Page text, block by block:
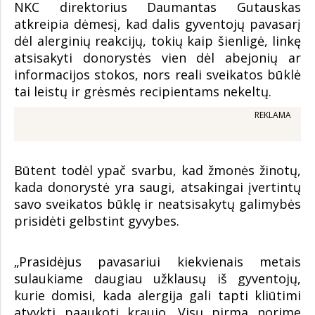
NKC direktorius Daumantas Gutauskas
atkreipia dėmesį, kad dalis gyventojų pavasarį
dėl alerginių reakcijų, tokių kaip šienligė, linkę
atsisakyti donorystės vien dėl abejonių ar
informacijos stokos, nors reali sveikatos būklė
tai leistų ir grėsmės recipientams nekeltų.
REKLAMA
Būtent todėl ypač svarbu, kad žmonės žinotų,
kada donorystė yra saugi, atsakingai įvertintų
savo sveikatos būklę ir neatsisakytų galimybės
prisidėti gelbstint gyvybes.
„Prasidėjus pavasariui kiekvienais metais
sulaukiame daugiau užklausų iš gyventojų,
kurie domisi, kada alergija gali tapti kliūtimi